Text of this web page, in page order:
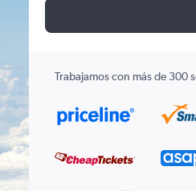
Trabajamos con más de 300